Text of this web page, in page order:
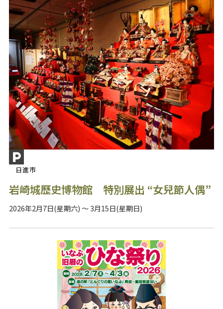
日進市
岩崎城歷史博物館 特別展出 “女兒節人偶”
2026年2月7日(星期六) ～ 3月15日(星期日)